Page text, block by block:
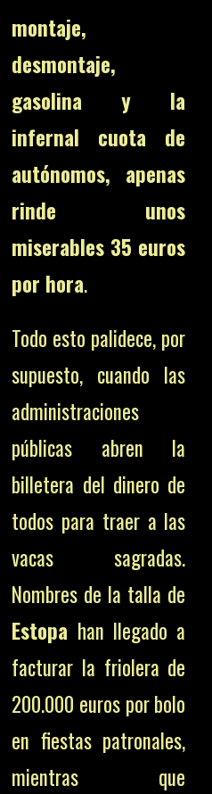
montaje,
desmontaje,
gasolina y la
infernal cuota de
autónomos, apenas
rinde unos
miserables 35 euros
por hora.
Todo esto palidece, por
supuesto, cuando las
administraciones
públicas abren la
billetera del dinero de
todos para traer a las
vacas sagradas.
Nombres de la talla de
Estopa han llegado a
facturar la friolera de
200.000 euros por bolo
en fiestas patronales,
mientras que